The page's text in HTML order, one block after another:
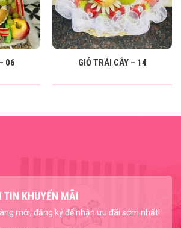
06 GIỎ TRÁI CÂY – 14
KHUYẾN MÃI
mới, đăng ký để nhận ưu đãi sớm nhất!